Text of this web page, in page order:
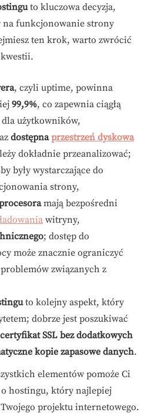
to kluczowa decyzja,
na funkcjonowanie strony
ten krok, warto zwrócić
, czyli uptime, powinna
99,9%, co zapewnia ciągłą
użytkowników,
dostępnaprzestrzeń dyskowa
dokładnie przeanalizować;
były wystarczające do
strony,
mają bezpośredni
witryny,
; dostęp do
może znacznie ograniczyć
związanych z
to kolejny aspekt, który
dobrze jest poszukiwać
certyfikat SSL bez dodatkowych
kopie zapasowe danych.
elementów pomoże Ci
o hostingu, który najlepiej
projektu internetowego.